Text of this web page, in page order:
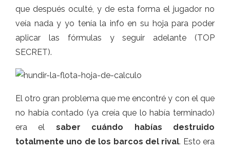
que después oculté, y de esta forma el jugador no
veía nada y yo tenía la info en su hoja para poder
aplicar las fórmulas y seguir adelante (TOP
SECRET).
El otro gran problema que me encontré y con el que
no había contado (ya creía que lo había terminado)
era el saber cuándo habías destruido
totalmente uno de los barcos del rival. Esto era